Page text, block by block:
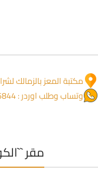
مكتبة المعز بالزمالك لشراء المنتجات : ٢ طه
وتساب وطلب اوردر : 01274755844
مقر